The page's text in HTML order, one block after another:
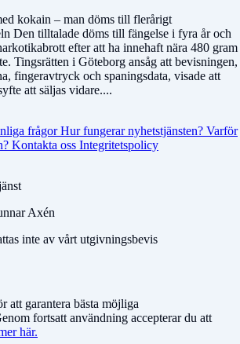
kokain – man döms till flerårigt
Den tilltalade döms till fängelse i fyra år och
efter att ha innehaft nära 480 gram
Tingsrätten i Göteborg ansåg att bevisningen,
fingeravtryck och spaningsdata, visade att
att säljas vidare....
frågorHur fungerar nyhetstjänsten? Varför
Kontakta oss Integritetspolicy
Axén
inte av vårt utgivningsbevis
att garantera bästa möjliga
fortsatt användning accepterar du att
här.